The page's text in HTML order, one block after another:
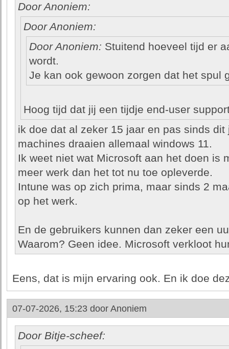
Door Anoniem:
Door Anoniem:
Door Anoniem: Stuitend hoeveel tijd er
wordt.
Je kan ook gewoon zorgen dat het spul
Hoog tijd dat jij een tijdje end-user
ik doe dat al zeker 15 jaar en pas sinds
machines draaien allemaal windows 11.
Ik weet niet wat Microsoft aan het doen is
meer werk dan het tot nu toe opleverde.
Intune was op zich prima, maar sinds 2
op het werk.
En de gebruikers kunnen dan zeker een
Waarom? Geen idee. Microsoft verkloot
Eens, dat is mijn ervaring ook. En ik doe
07-07-2026, 15:23 door Anoniem
Door Bitje-scheef: